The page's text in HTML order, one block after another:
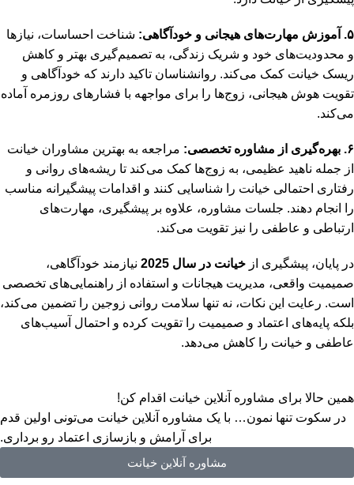
۵. آموزش مهارت‌های هیجانی و خودآگاهی:
شناخت احساسات، نیازها
و محدودیت‌های خود و شریک زندگی، به تصمیم‌گیری بهتر و کاهش
ریسک خیانت کمک می‌کند. روانشناسان تاکید دارند که خودآگاهی و
تقویت هوش هیجانی، زوج‌ها را برای مواجهه با فشارهای روزمره آماده
می‌کند.
۶. بهره‌گیری از مشاوره تخصصی:
مراجعه به بهترین مشاوران خیانت
از جمله ناهید عظیمی، به زوج‌ها کمک می‌کند تا ریشه‌های روانی و
رفتاری احتمالی خیانت را شناسایی کنند و اقدامات پیشگیرانه مناسب
را انجام دهند. جلسات مشاوره، علاوه بر پیشگیری، مهارت‌های
ارتباطی و عاطفی را نیز تقویت می‌کند.
در پایان، پیشگیری از خیانت در سال 2025
نیازمند خودآگاهی،
صمیمیت واقعی، مدیریت هیجانات و استفاده از راهنمایی‌های تخصصی
است. رعایت این نکات، نه تنها سلامت روانی زوجین را تضمین می‌کند،
بلکه پایه‌های اعتماد و صمیمیت را تقویت کرده و احتمال آسیب‌های
عاطفی و خیانت را کاهش می‌دهد.
همین حالا برای مشاوره آنلاین خیانت اقدام کن!
در سکوت تنها نمون… با یک مشاوره آنلاین خیانت می‌تونی اولین قدم
برای آرامش و بازسازی اعتماد رو برداری.
مشاوره آنلاین خیانت